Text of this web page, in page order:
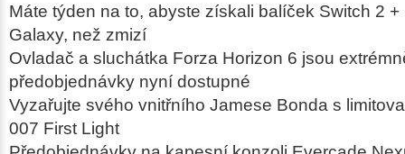
Máte týden na to, abyste získali balíček Switch 2 +
Galaxy, než zmizí
Ovladač a sluchátka Forza Horizon 6 jsou
předobjednávky nyní dostupné
Vyzařujte svého vnitřního Jamese Bonda s
007 First Light